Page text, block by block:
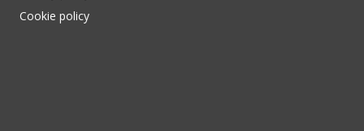
Cookie policy